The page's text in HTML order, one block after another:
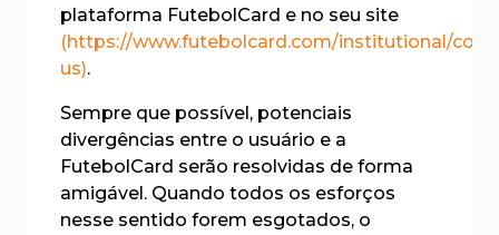
plataforma FutebolCard e no seu site
(https://www.futebolcard.com/institutional/
us).
Sempre que possível, potenciais
divergências entre o usuário e a
FutebolCard serão resolvidas de forma
amigável. Quando todos os esforços
nesse sentido forem esgotados, o